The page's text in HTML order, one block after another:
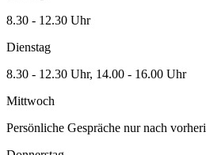
8.30 - 12.30 Uhr
Dienstag
8.30 - 12.30 Uhr, 14.00 - 16.00 Uhr
Mittwoch
Persönliche Gespräche nur nach